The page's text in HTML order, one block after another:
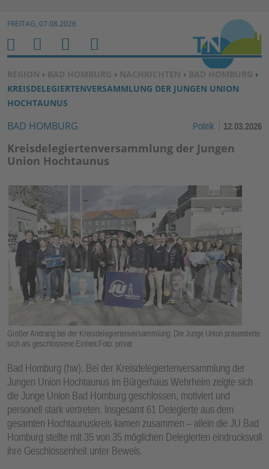
Zum Inhalt springen ↓
FREITAG, 07.08.2026
SIE BEFINDEN SICH HIER:
REGION › BAD HOMBURG › NACHRICHTEN › BAD HOMBURG ›
KREISDELEGIERTENVERSAMMLUNG DER JUNGEN UNION
HOCHTAUNUS
BAD HOMBURG Politik 12.03.2026
Kreisdelegiertenversammlung der Jungen
Union Hochtaunus
Großer Andrang bei der Kreisdelegiertenversammlung: Die Junge Union präsentierte
sich als geschlossene Einheit.Foto: privat
Bad Homburg (hw). Bei der Kreisdelegiertenversammlung der
Jungen Union Hochtaunus im Bürgerhaus Wehrheim zeigte sich
die Junge Union Bad Homburg geschlossen, motiviert und
personell stark vertreten. Insgesamt 61 Delegierte aus dem
gesamten Hochtaunuskreis kamen zusammen – allein die JU Bad
Homburg stellte mit 35 von 35 möglichen Delegierten eindrucksvoll
ihre Geschlossenheit unter Beweis.
H
O
M
E
M
E
N
U
S
U
C
H
E
N
B
E
N
E
R
N
K
TI
O
N
E
N